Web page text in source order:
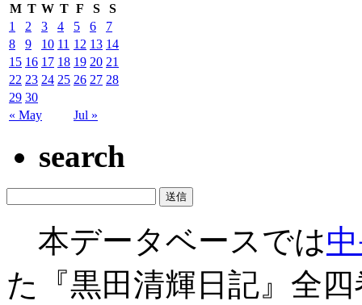
M T W T F S S
« May Jul »
1 2 3 4 5 6
7
8
9 10 11 12 13 14
15 16 17 18 19 20 21
22 23 24 25 26 27 28
29 30
search
本データベースでは
た『黒田清輝日記』全